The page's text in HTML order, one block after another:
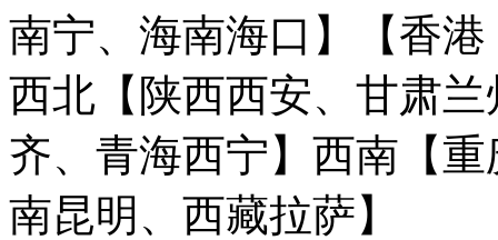
南宁、海南海口】
【香
西北【陕西西安、甘肃
齐、青海西宁】 西南【
南昆明、西藏拉萨】